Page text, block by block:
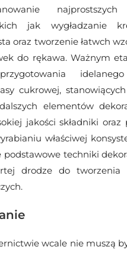
jak wygładzanie
oraz tworzenie łatwch
do rękawa. Ważnym
cukrowej,
elementów
jakości składniki oraz
właściwej
podstawowe techniki
drodze do tworzenia
wcale nie muszą